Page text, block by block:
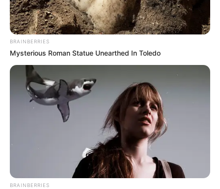
BRAINBERRIES
Mysterious Roman Statue Unearthed In Toledo
BRAINBERRIES